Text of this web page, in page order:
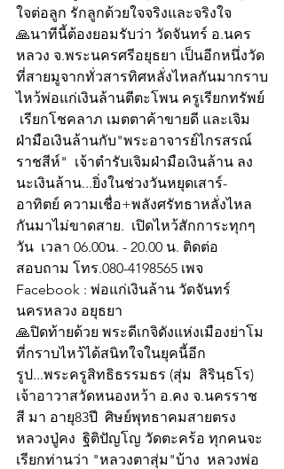
ใจต่อลูก รักลูกด้วยใจจริงและจริงใจ
🙏นาทีนี้ต้องยอมรับว่า วัดจันทร์ อ.นคร
หลวง จ.พระนครศรีอยุธยา เป็นอีกหนึ่งวัด
ที่สายมูจากทั่วสารทิศหลั่งไหลกันมากราบ
ไหว้พ่อแก่เงินล้านตีตะโพน ครูเรียกทรัพย์
เรียกโชคลาภ เมตตาค้าขายดี และเจิม
ฝ่ามือเงินล้านกับ"พระอาจารย์ไกรสรณ์
ราชสีห์"  เจ้าตำรับเจิมฝ่ามือเงินล้าน ลง
นะเงินล้าน...ยิ่งในช่วงวันหยุดเสาร์-
อาทิตย์ ความเชื่อ+พลังศรัทธาหลั่งไหล
กันมาไม่ขาดสาย.  เปิดไหว้สักการะทุกๆ
วัน  เวลา 06.00น. - 20.00 น. ติดต่อ
สอบถาม โทร.080-4198565 เพจ
Facebook : พ่อแก่เงินล้าน วัดจันทร์
นครหลวง อยุธยา
🙏ปิดท้ายด้วย พระดีเกจิดังแห่งเมืองย่าโม
ที่กราบไหว้ได้สนิทใจในยุคนี้อีก
รูป...พระครูสิทธิธรรมธร (สุ่ม  สิรินฺธโร)
เจ้าอาวาสวัดหนองหว้า อ.คง จ.นครราช
สี มา อายุ83ปี  ศิษย์พุทธาคมสายตรง
หลวงปู่คง  ฐิติปัญโญ วัดตะคร้อ ทุกคนจะ
เรียกท่านว่า "หลวงตาสุ่ม"บ้าง  หลวงพ่อ